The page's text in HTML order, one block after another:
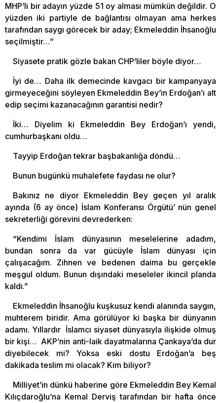
MHP’li bir adayın yüzde 51 oy alması mümkün değildir. O
yüzden iki partiyle de bağlantısı olmayan ama herkes
tarafından saygı görecek bir aday; Ekmeleddin İhsanoğlu
seçilmiştir…”
Siyasete pratik gözle bakan CHP’liler böyle diyor…
İyi de… Daha ilk demecinde kavgacı bir kampanyaya
girmeyeceğini söyleyen Ekmeleddin Bey’in Erdoğan’ı alt
edip seçimi kazanacağının garantisi nedir?
İki… Diyelim ki Ekmeleddin Bey Erdoğan’ı yendi,
cumhurbaşkanı oldu…
Tayyip Erdoğan tekrar başbakanlığa döndü…
Bunun bugünkü muhalefete faydası ne olur?
Bakınız ne diyor Ekmeleddin Bey geçen yıl aralık
ayında (6 ay önce) İslam Konferansı Örgütü’ nün genel
sekreterliği görevini devrederken:
“Kendimi İslam dünyasının meselelerine adadım,
bundan sonra da var gücüyle İslam dünyası için
çalışacağım. Zihnen ve bedenen daima bu gerçekle
meşgul oldum. Bunun dışındaki meseleler ikincil planda
kaldı.”
Ekmeleddin İhsanoğlu kuşkusuz kendi alanında saygın,
muhterem biridir. Ama görülüyor ki başka bir dünyanın
adamı. Yıllardır İslamcı siyaset dünyasıyla ilişkide olmuş
bir kişi… AKP’nin anti-laik dayatmalarına Çankaya’da dur
diyebilecek mi? Yoksa eski dostu Erdoğan’a beş
dakikada teslim mi olacak? Kim biliyor?
Milliyet’in dünkü haberine göre Ekmeleddin Bey Kemal
Kılıçdaroğlu’na Kemal Derviş tarafından bir hafta önce